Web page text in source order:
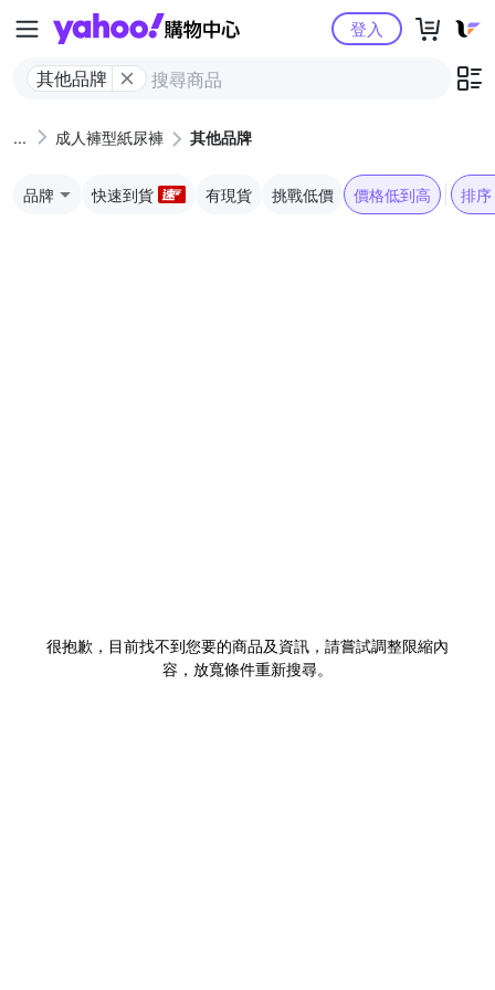
Yahoo購物中心
其他品牌
登入
成人褲型紙尿褲 其他品牌
品牌 快速到貨 有現貨 挑戰低價 價格低到高 排序
很抱歉，目前找不到您要的商品及資訊，請嘗試調整限縮內
容，放寬條件重新搜尋。